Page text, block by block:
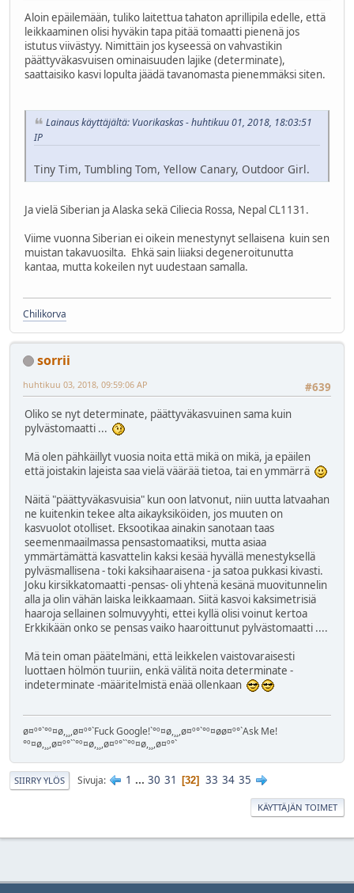
Aloin epäilemään, tuliko laitettua tahaton aprillipila edelle, että
leikkaaminen olisi hyväkin tapa pitää tomaatti pienenä jos
istutus viivästyy. Nimittäin jos kyseessä on vahvastikin
päättyväkasvuisen ominaisuuden lajike (determinate),
saattaisiko kasvi lopulta jäädä tavanomasta pienemmäksi siten.
Lainaus käyttäjältä: Vuorikaskas - huhtikuu 01, 2018, 18:03:51
IP
Tiny Tim, Tumbling Tom, Yellow Canary, Outdoor Girl.
Ja vielä Siberian ja Alaska sekä Ciliecia Rossa, Nepal CL1131.
Viime vuonna Siberian ei oikein menestynyt sellaisena kuin sen
muistan takavuosilta. Ehkä sain liiaksi degeneroitunutta
kantaa, mutta kokeilen nyt uudestaan samalla.
Chilikorva
sorrii
#639
huhtikuu 03, 2018, 09:59:06 AP
Oliko se nyt determinate, päättyväkasvuinen sama kuin
pylvästomaatti ...
Mä olen pähkäillyt vuosia noita että mikä on mikä, ja epäilen
että joistakin lajeista saa vielä väärää tietoa, tai en ymmärrä
Näitä "päättyväkasvuisia" kun oon latvonut, niin uutta latvaahan
ne kuitenkin tekee alta aikayksiköiden, jos muuten on
kasvuolot otolliset. Eksootikaa ainakin sanotaan taas
seemenmaailmassa pensastomaatiksi, mutta asiaa
ymmärtämättä kasvattelin kaksi kesää hyvällä menestyksellä
pylväsmallisena - toki kaksihaaraisena - ja satoa pukkasi kivasti.
Joku kirsikkatomaatti -pensas- oli yhtenä kesänä muovitunnelin
alla ja olin vähän laiska leikkaamaan. Siitä kasvoi kaksimetrisiä
haaroja sellainen solmuvyyhti, ettei kyllä olisi voinut kertoa
Erkkikään onko se pensas vaiko haaroittunut pylvästomaatti ....
Mä tein oman päätelmäni, että leikkelen vaistovaraisesti
luottaen hölmön tuuriin, enkä välitä noita determinate -
indeterminate -määritelmistä enää ollenkaan
ø¤º°`°º¤ø,¸¸,ø¤º°`Fuck Google!`°º¤ø,¸¸,ø¤º°`°º¤øø¤º°`Ask Me!
°º¤ø,¸¸,ø¤º°``°º¤ø,¸¸,ø¤º°``°º¤ø,¸¸,ø¤º°`
SIIRRY YLÖS Sivuja 1 ... 30 31 32 33 34 35
KÄYTTÄJÄN TOIMET